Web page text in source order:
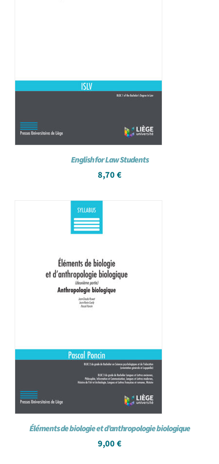
English for Law Students
8,70 €
Éléments de biologie et d’anthropologie biologique
9,00 €